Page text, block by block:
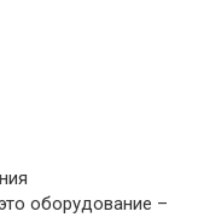
оборудование –